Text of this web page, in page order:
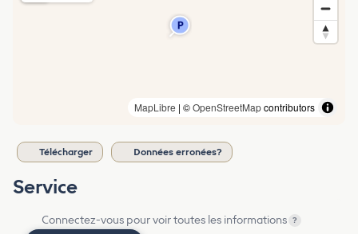
MapLibre | ©OpenStreetMapcontributors
Télécharger Données erronées?
Service
Connectez-vous pour voir toutes les informations ?